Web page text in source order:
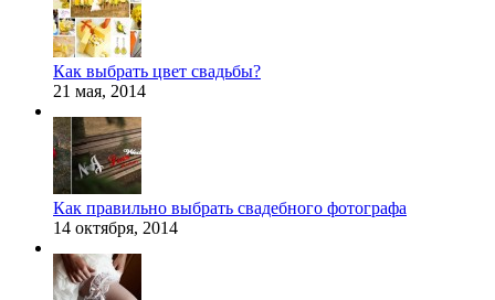
Как выбрать цвет свадьбы?
21 мая, 2014
Как правильно выбрать свадебного фотографа
14 октября, 2014